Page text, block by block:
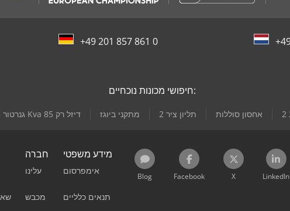
+49 201 857 861 0
חיפושי מכונות נוכחיים:
גנרטור חירום שעות 160 Kva דיזל רק 85 מתקני ביוגז תליון ציר 2 אחסון סוללות
חברה
עלינו
מכבש
מידע משפטי
אימפרסום
תנאים כלליים
Blog Facebook X LinkedIn